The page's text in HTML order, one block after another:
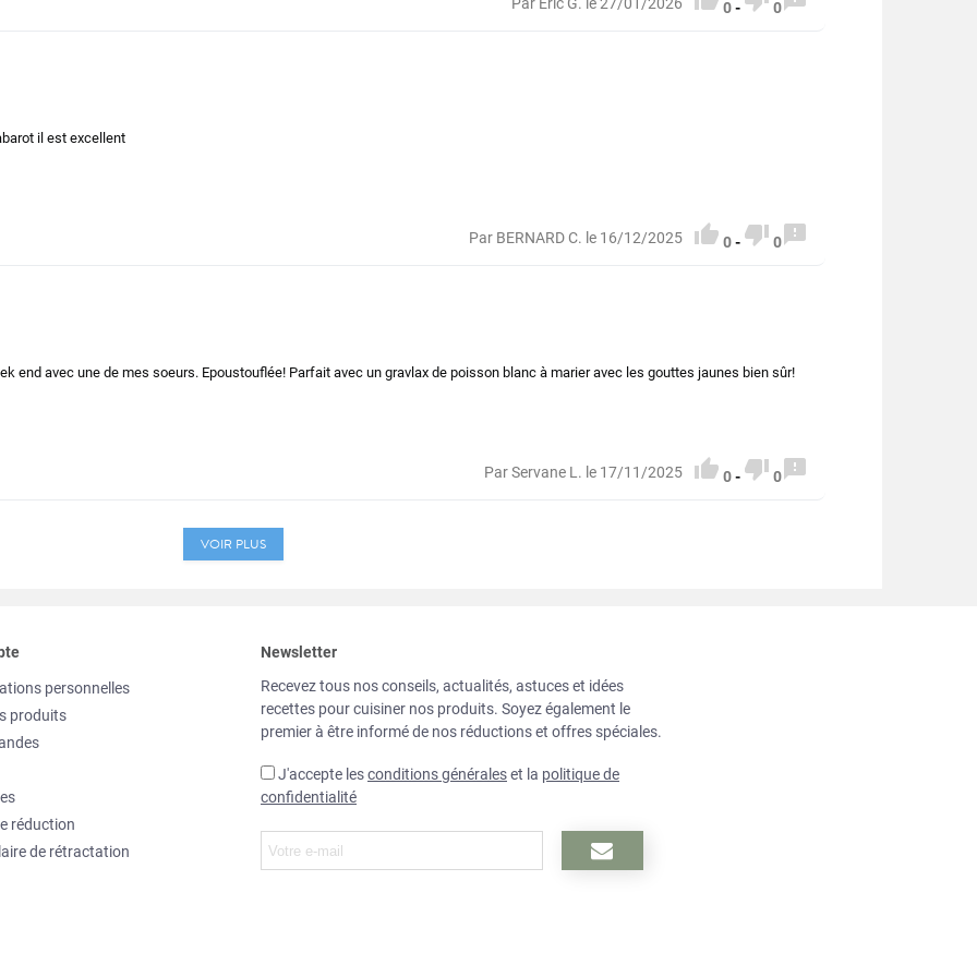
0- 0
il est excellent
Par BERNARD C. le 16/12/2025  0-  0 
end avec une de mes soeurs. Epoustouflée! Parfait avec un gravlax de poisson blanc à marier avec les gouttes jaunes bien sûr!
Par Servane L. le 17/11/2025  0-  0 
VOIR PLUS
personnelles
produits
réduction
de rétractation
Newsletter
Recevez tous nos conseils, actualités, astuces et idées
recettes pour cuisiner nos produits. Soyez également le
premier à être informé de nos réductions et offres spéciales.
J'accepte lesconditions généraleset la politique de
confidentialité